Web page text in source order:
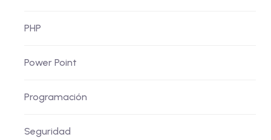
PHP
Power Point
Programación
Seguridad